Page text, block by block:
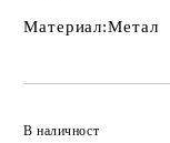
Материал:Метал
В наличност